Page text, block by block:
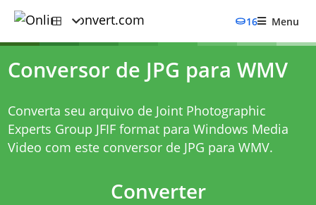
16 Menu
Conversor de JPG para WMV
Converta seu arquivo de Joint Photographic
Experts Group JFIF format para Windows Media
Video com este conversor de JPG para WMV.
Converter